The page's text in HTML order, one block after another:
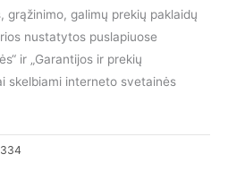
grąžinimo, galimų prekių paklaidų
nustatytos puslapiuose
ir „Garantijos ir prekių
skelbiami interneto svetainės